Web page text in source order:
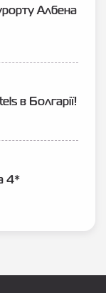
Албена
в Болгарії!
4*